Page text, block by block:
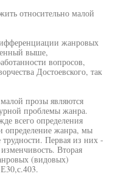
относительно малой
жанровых
выше,
вопросов,
Достоевского, так
прозы являются
проблемы жанра.
всего определения
определение жанра, мы
Первая из них -
Вторая
(видовых)